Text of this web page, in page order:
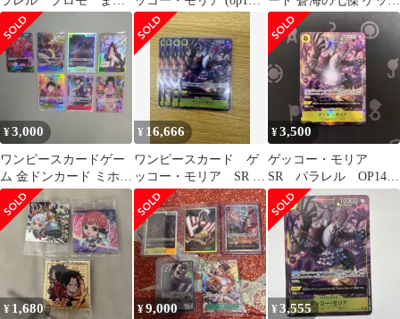
め売り P-SR P-R
PROMO
104 )・パラレル
ーモリア2種
¥3,000
ワンピースカードゲー
ム 金ドンカード ミホー
ク 他 7枚セット
¥ 16,666
ワンピースカード ゲ
ッコー・モリア SR パ
ラレル OP14-104
¥3,500
ゲッコー・モリア
SR パラレル OP14-
104★
¥ 1,680 ¥9,000 ¥3,555